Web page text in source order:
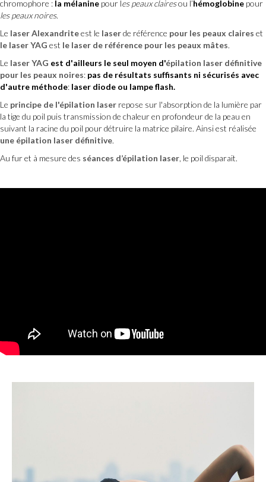
chromophore : la mélanine pour les peaux clairesou l’hémoglobine pour
les peaux noires.
Le laser Alexandriteest le laserde référence pour les peaux claires et
le laser YAG est le laser de référence pour les peaux mâtes.
Le laser YAG est d'ailleurs le seul moyen d'épilation laser définitive
pour les peaux noires: pas de résultats suffisants ni sécurisés avec
d'autre méthode: laser diode ou lampe flash.
Le principe de l'épilation laser repose sur l'absorption de la lumière par
la tige du poil puis transmission de chaleur en profondeur de la peau en
suivant la racine du poil pour détruire la matrice pilaire. Ainsi est réalisée
une épilation laser définitive.
Au fur et à mesure des séances d’épilation laser, le poil disparait.